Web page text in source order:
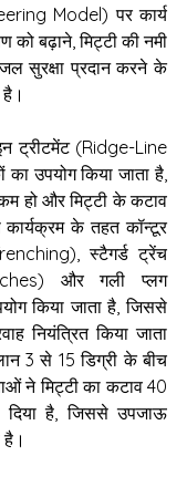
Model) पर कार्य
को बढ़ाने, मिट्टी की नमी
सुरक्षा प्रदान करने के
ट्रीटमेंट (Ridge-Line
उपयोग किया जाता है,
हो और मिट्टी के कटाव
के तहत कॉन्टूर
स्टैगर्ड ट्रेंच
और गली प्लग
किया जाता है, जिससे
नियंत्रित किया जाता
3 से 15 डिग्री के बीच
ने मिट्टी का कटाव 40
है, जिससे उपजाऊ
है।